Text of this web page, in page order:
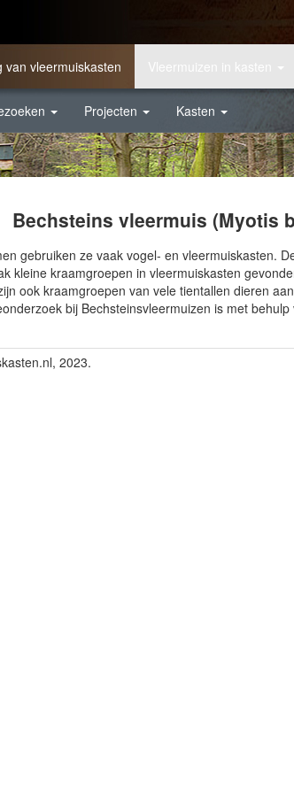
van vleermuiskasten Vleermuizen in kasten
Projecten Kasten
Bechsteins vleermuis (Myotis
gebruiken ze vaak vogel- en vleermuiskasten.
kleine kraamgroepen in vleermuiskasten
ook kraamgroepen van vele tientallen dieren
bij Bechsteinsvleermuizen is met
2023.